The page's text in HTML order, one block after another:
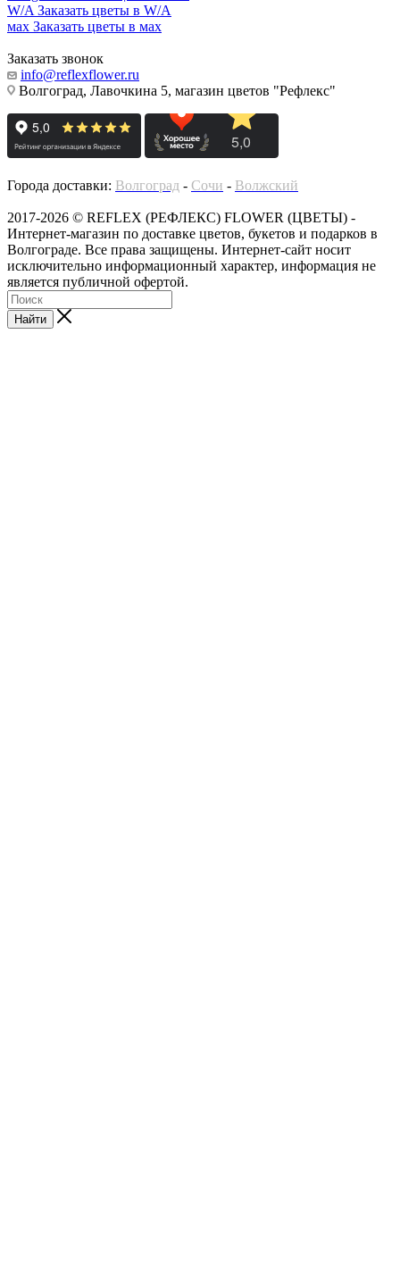
W/A Заказать цветы в W/A
мах Заказать цветы в мах
Заказать звонок
info@reflexflower.ru
Волгоград, Лавочкина 5, магазин цветов "Рефлекс"
Города доставки: Волгоград - Сочи - Волжский
2017-2026 © REFLEX (РЕФЛЕКС) FLOWER (ЦВЕТЫ) -
Интернет-магазин по доставке цветов, букетов и подарков в
Волгограде. Все права защищены. Интернет-сайт носит
исключительно информационный характер, информация не
является публичной офертой.
Найти